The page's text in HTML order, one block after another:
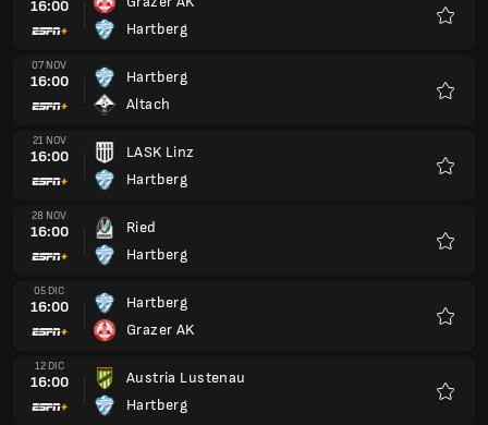
16:00
Hartberg
07 NOV
16:00
Hartberg
Altach
21 NOV
16:00
LASK Linz
Hartberg
28 NOV
16:00
Ried
Hartberg
05 DIC
16:00
Hartberg
Grazer AK
12 DIC
16:00
Austria Lustenau
Hartberg